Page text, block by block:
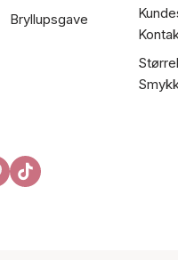
Bryllupsgave